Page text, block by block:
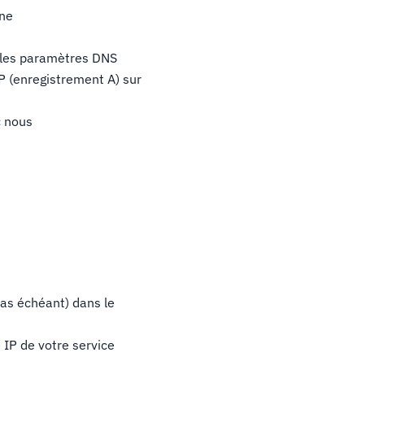
paramètres DNS
(enregistrement A) sur
nous
échéant) dans le
IP de votre service